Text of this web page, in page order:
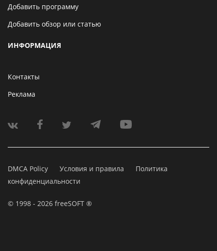
Добавить программу
Добавить обзор или статью
ИНФОРМАЦИЯ
Контакты
Реклама
DMCA Policy Условия и правила
Политика
конфиденциальности
© 1998 - 2026 freeSOFT ®